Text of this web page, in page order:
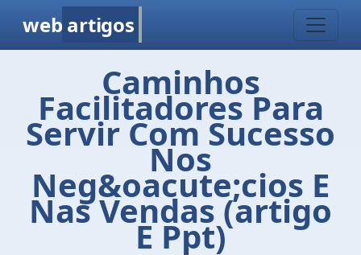
web artigos
Caminhos
Facilitadores Para
Servir Com Sucesso
Nos
Neg&oacute;cios E
Nas Vendas (artigo
E Ppt)